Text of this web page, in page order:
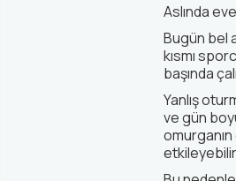
Aslında
Bugün bel
kısmı
başında
Yanlış
ve gün
omurganın